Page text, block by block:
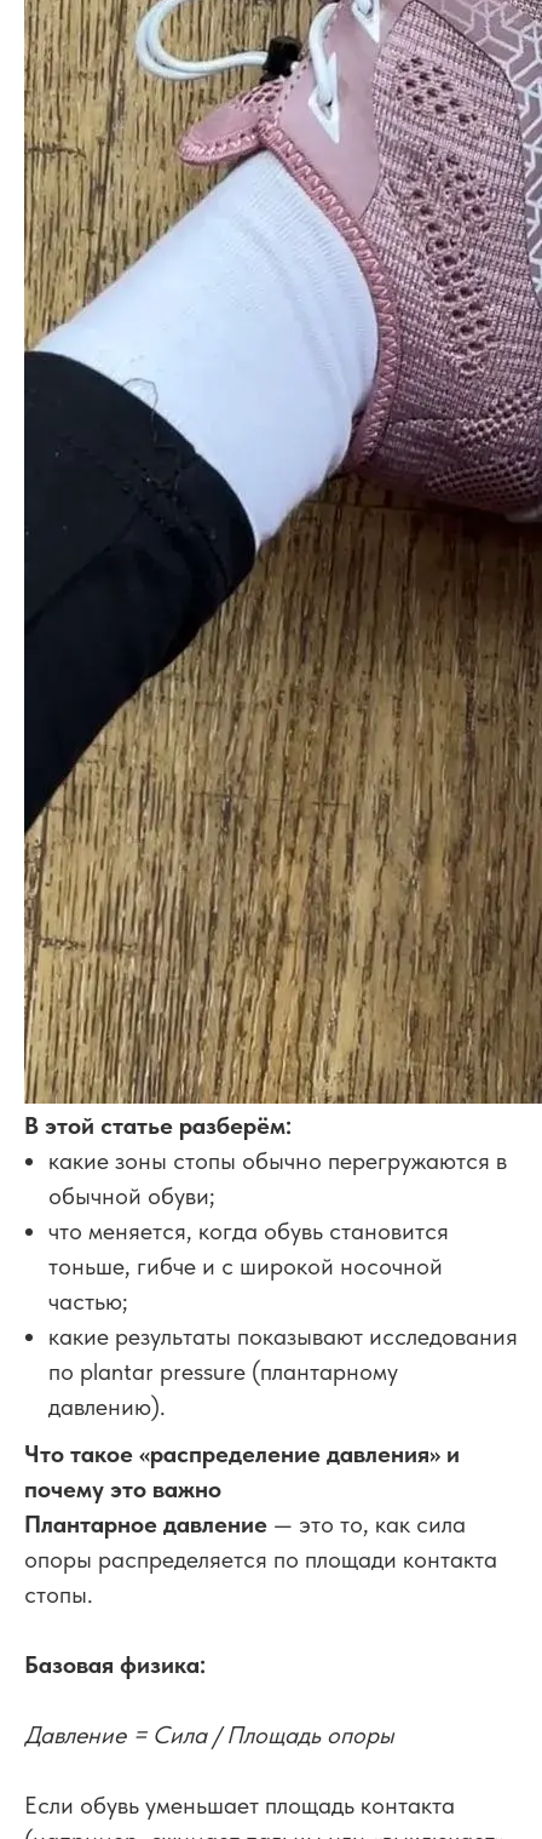
В этой статье разберём:
какие зоны стопы обычно перегружаются в
обычной обуви;
что меняется, когда обувь становится
тоньше, гибче и с широкой носочной
частью;
какие результаты показывают исследования
по plantar pressure (плантарному
давлению).
Что такое «распределение давления» и
почему это важно
Плантарное давление — это то, как сила
опоры распределяется по площади контакта
стопы.
Базовая физика:
Давление = Сила / Площадь опоры
Если обувь уменьшает площадь контакта